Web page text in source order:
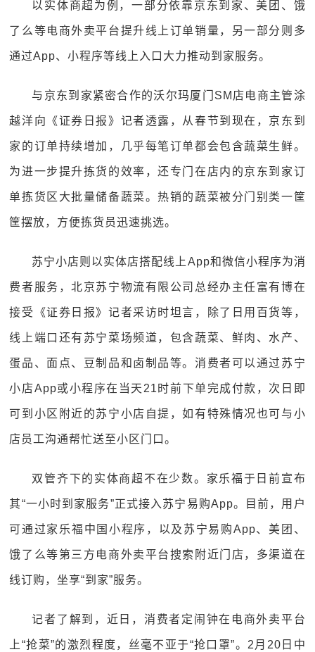
以实体商超为例，一部分依靠京东到家、美团、饿
了么等电商外卖平台提升线上订单销量，另一部分则多
通过App、小程序等线上入口大力推动到家服务。
与京东到家紧密合作的沃尔玛厦门SM店电商主管涂
越洋向《证券日报》记者透露，从春节到现在，京东到
家的订单持续增加，几乎每笔订单都会包含蔬菜生鲜。
为进一步提升拣货的效率，还专门在店内的京东到家订
单拣货区大批量储备蔬菜。热销的蔬菜被分门别类一筐
筐摆放，方便拣货员迅速挑选。
苏宁小店则以实体店搭配线上App和微信小程序为消
费者服务，北京苏宁物流有限公司总经办主任富有博在
接受《证券日报》记者采访时坦言，除了日用百货等，
线上端口还有苏宁菜场频道，包含蔬菜、鲜肉、水产、
蛋品、面点、豆制品和卤制品等。消费者可以通过苏宁
小店App或小程序在当天21时前下单完成付款，次日即
可到小区附近的苏宁小店自提，如有特殊情况也可与小
店员工沟通帮忙送至小区门口。
双管齐下的实体商超不在少数。家乐福于日前宣布
其“一小时到家服务”正式接入苏宁易购App。目前，用户
可通过家乐福中国小程序，以及苏宁易购App、美团、
饿了么等第三方电商外卖平台搜索附近门店，多渠道在
线订购，坐享“到家”服务。
记者了解到，近日，消费者定闹钟在电商外卖平台
上“抢菜”的激烈程度，丝毫不亚于“抢口罩”。2月20日中